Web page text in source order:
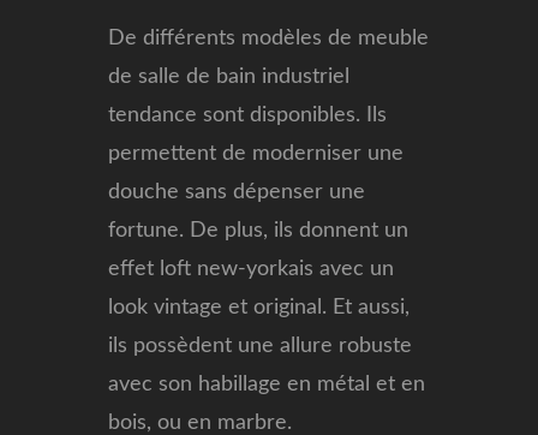
De différents modèles de meuble
de salle de bain industriel
tendance sont disponibles. Ils
permettent de moderniser une
douche sans dépenser une
fortune. De plus, ils donnent un
effet loft new-yorkais avec un
look vintage et original. Et aussi,
ils possèdent une allure robuste
avec son habillage en métal et en
bois, ou en marbre.